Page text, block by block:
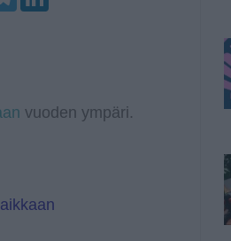
vuoden ympäri.